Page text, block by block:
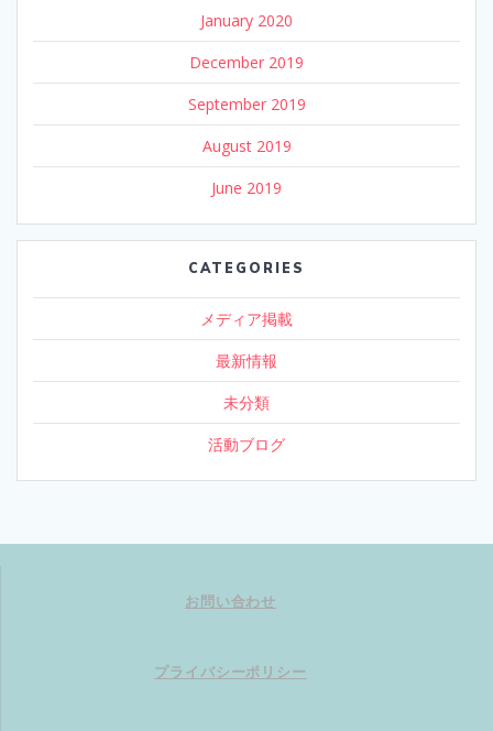
January 2020
December 2019
September 2019
August 2019
June 2019
CATEGORIES
メディア掲載
最新情報
未分類
活動ブログ
お問い合わせ
プライバシーポリシー